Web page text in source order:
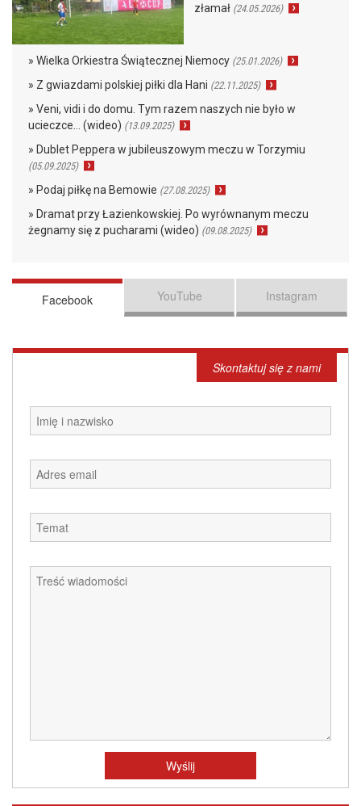
złamał (24.05.2026)
» Wielka Orkiestra Świątecznej Niemocy (25.01.2026)
» Z gwiazdami polskiej piłki dla Hani (22.11.2025)
» Veni, vidi i do domu. Tym razem naszych nie było w
ucieczce… (wideo) (13.09.2025)
» Dublet Peppera w jubileuszowym meczu w Torzymiu
(05.09.2025)
» Podaj piłkę na Bemowie (27.08.2025)
» Dramat przy Łazienkowskiej. Po wyrównanym meczu
żegnamy się z pucharami (wideo) (09.08.2025)
Facebook YouTube Instagram
Skontaktuj się z nami